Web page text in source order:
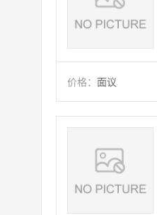
价格： 面议